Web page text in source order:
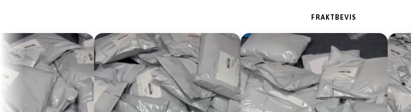
FRAKTBEVIS